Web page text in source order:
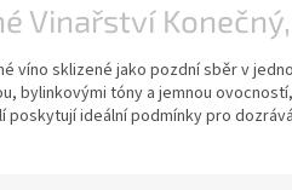
Vinařství
víno sklizené jako pozdní sběr v
bylinkovými tóny a jemnou
ideální podmínky pro